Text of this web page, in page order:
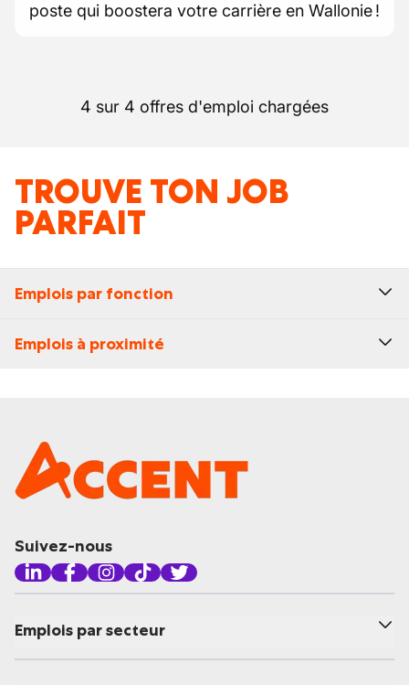
poste qui boostera votre carrière en Wallonie !
4 sur 4 offres d'emploi chargées
TROUVE TON JOB
PARFAIT
Emplois par fonction
Emplois à proximité
Suivez-nous
Emplois par secteur